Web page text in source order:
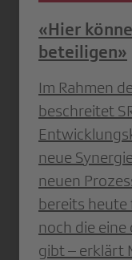
«Hier
beteiligen»
Im Rahmen
beschreitet
neue
neuen
bereits heute
noch die
gibt – erklärt